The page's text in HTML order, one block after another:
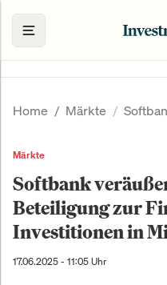
Home Märkte
Märkte
Softbank
Beteiligung zur
Investitionen in
17.06.2025 - 11:05 Uhr